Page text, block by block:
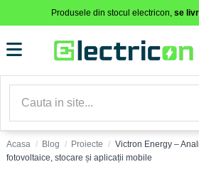
Produsele din stocul electricon, se
Acasa Blog Proiecte
Victron Energy –
fotovoltaice, stocare și aplicații mobile